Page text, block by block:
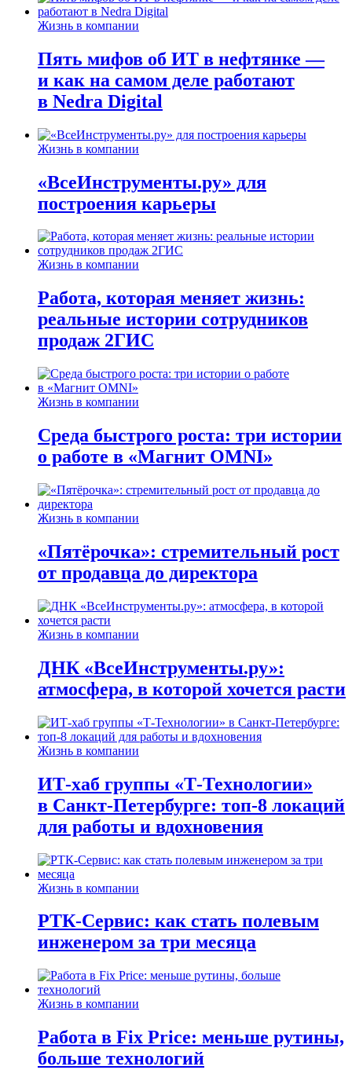
Жизнь в компании
Пять мифов об ИТ в нефтянке —
и как на самом деле работают
в Nedra Digital
Жизнь в компании
«ВсеИнструменты.ру» для
построения карьеры
Жизнь в компании
Работа, которая меняет жизнь:
реальные истории сотрудников
продаж 2ГИС
Жизнь в компании
Среда быстрого роста: три истории
о работе в «Магнит OMNI»
Жизнь в компании
«Пятёрочка»: стремительный рост
от продавца до директора
Жизнь в компании
ДНК «ВсеИнструменты.ру»:
атмосфера, в которой хочется расти
Жизнь в компании
ИТ-хаб группы «Т-Технологии»
в Санкт-Петербурге: топ-8 локаций
для работы и вдохновения
Жизнь в компании
РТК-Сервис: как стать полевым
инженером за три месяца
Жизнь в компании
Работа в Fix Price: меньше рутины,
больше технологий